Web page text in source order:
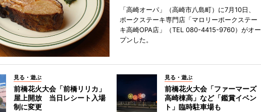
「高崎オーパ」（高崎市八島町）に7月10日、
ポークステーキ専門店「マロリーポークステー
キ高崎OPA店」（TEL 080-4415-9760）がオー
プンした。
見る・遊ぶ
前橋花火大会「前橋リリカ」
屋上開放 当日レシート入場
制に変更
見る・遊ぶ
前橋花火大会「ファーマーズ
高崎棟高」など「鑑賞イベン
ト」臨時駐車場も